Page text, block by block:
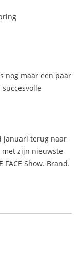
nog maar een paar
januari terug naar
zijn nieuwste
FACE Show. Brand.